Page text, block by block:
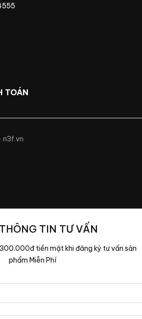
TOÁN
n3f.vn
TIN TƯ VẤN
tiền mặt khi đăng ký tư vấn sản
phẩm Miễn Phí